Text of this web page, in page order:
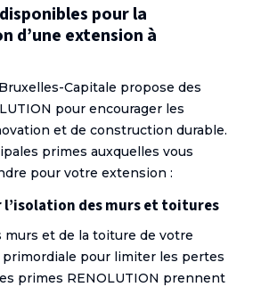
pour la
d’une extension à
Capitale propose des
pour encourager les
et de construction durable.
primes auxquelles vous
pour votre extension :
l’isolation des murs et toitures
murs et de la toiture de votre
pour limiter les pertes
primes RENOLUTION prennent